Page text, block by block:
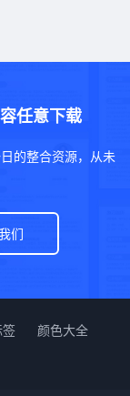
任意下载
的整合资源，从未
们
签
颜色大全